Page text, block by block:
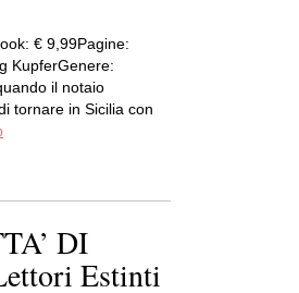
€ 9,99Pagine:
KupferGenere:
il notaio
tornare in Sicilia con
DI
Estinti